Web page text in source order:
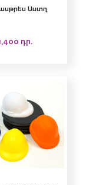
Աստղ
դր.